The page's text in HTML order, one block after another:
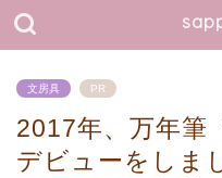
文房具 PR
2017年、万年筆
デビューをしま